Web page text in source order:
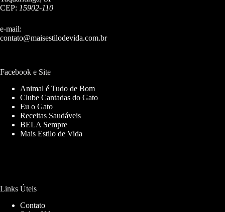
CEP: 15902-110
e-mail:
contato@maisestilodevida.com.br
Facebook e Site
Animal é Tudo de Bom
Clube Cantadas do Gato
Eu o Gato
Receitas Saudáveis
BELA Sempre
Mais Estilo de Vida
Links Úteis
Contato